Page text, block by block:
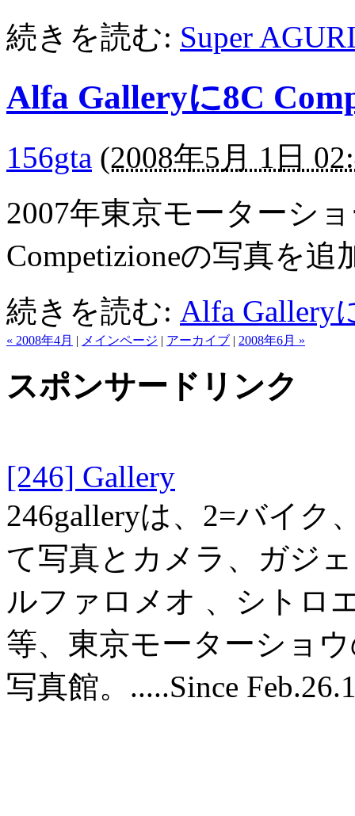
続きを読む: Super
Alfa Galleryに8C
156gta (2008年5月 1日
2007年東京モーターシ
Competizioneの写真を追
続きを読む: Alfa Gallery
« 2008年4月 | メインページ | アーカイブ | 2008年6月 »
スポンサードリンク
[246] Gallery
246galleryは、2=バイク
て写真とカメラ、ガジ
ルファロメオ 、シトロ
等、東京モーターショ
写真館。.....Since